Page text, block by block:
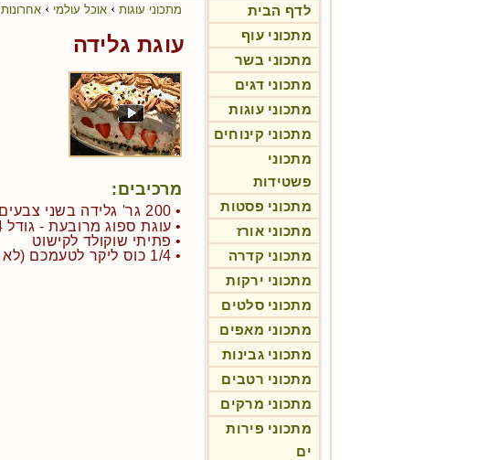
לדף הבית
מתכוני עוף
מתכוני בשר
מתכוני דגים
מתכוני עוגות
מתכוני קינוחים
מתכוני
פשטידות
מתכוני פסטות
מתכוני אורז
מתכוני קדרה
מתכוני ירקות
מתכוני סלטים
מתכוני מאפים
מתכוני גבינות
מתכוני רטבים
מתכוני מרקים
מתכוני פירות
ים
מתכוני עוגות › אוכל עולמי › אחרונות
עוגת גלידה
מרכיבים:
• 200 גר' גלידה בשני צבעים
• עוגת ספוג מרובעת - גודל 35X24
• פתיתי שוקולד לקישוט
• 1/4 כוס ליקר לטעמכם (לא חובה)